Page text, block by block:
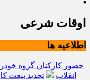
اوقات شرعی
اطلاعیه ها
حضور کارکنان گروه
انقلاب
تجدید بیعت